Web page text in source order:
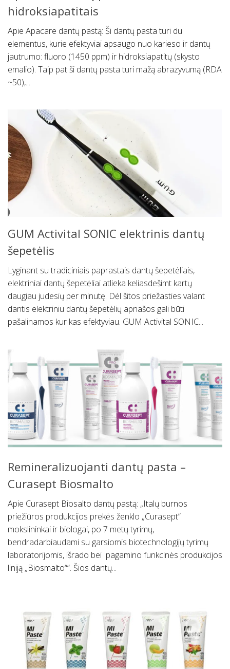
hidroksiapatitais
Apie Apacare dantų pastą: Ši dantų pasta turi du
elementus, kurie efektyviai apsaugo nuo karieso ir dantų
jautrumo: fluoro (1450 ppm) ir hidroksiapatitų (skysto
emalio). Taip pat ši dantų pasta turi mažą abrazyvumą (RDA
~50),...
GUM Activital SONIC elektrinis dantų
šepetėlis
Lyginant su tradiciniais paprastais dantų šepetėliais,
elektriniai dantų šepetėliai atlieka keliasdešimt kartų
daugiau judesių per minutę. Dėl šitos priežasties valant
dantis elektriniu dantų šepetėlių apnašos gali būti
pašalinamos kur kas efektyviau. GUM Activital SONIC...
Remineralizuojanti dantų pasta –
Curasept Biosmalto
Apie Curasept Biosalto dantų pastą: „Italų burnos
priežiūros produkcijos prekės ženklo „Curasept“
mokslininkai ir biologai, po 7 metų tyrimų,
bendradarbiaudami su garsiomis biotechnologijų tyrimų
laboratorijomis, išrado bei pagamino funkcinės produkcijos
liniją „Biosmalto“”. Šios dantų...